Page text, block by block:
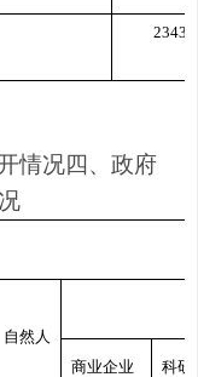
2343.
情况四、政府
自然人
商业企业 科研